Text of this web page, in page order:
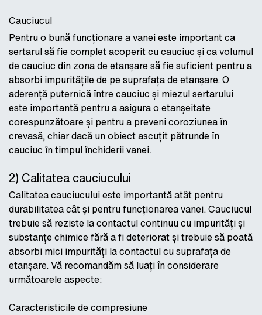
Cauciucul
Pentru o bună funcționare a vanei este important ca
sertarul să fie complet acoperit cu cauciuc și ca volumul
de cauciuc din zona de etanșare să fie suficient pentru a
absorbi impuritățile de pe suprafața de etanșare. O
aderență puternică între cauciuc și miezul sertarului
este importantă pentru a asigura o etanșeitate
corespunzătoare și pentru a preveni coroziunea în
crevasă, chiar dacă un obiect ascuțit pătrunde în
cauciuc în timpul închiderii vanei.
2) Calitatea cauciucului
Calitatea cauciucului este importantă atât pentru
durabilitatea cât și pentru funcționarea vanei. Cauciucul
trebuie să reziste la contactul continuu cu impurități și
substanțe chimice fără a fi deteriorat și trebuie să poată
absorbi mici impurități la contactul cu suprafața de
etanșare. Vă recomandăm să luați în considerare
următoarele aspecte:
Caracteristicile de compresiune